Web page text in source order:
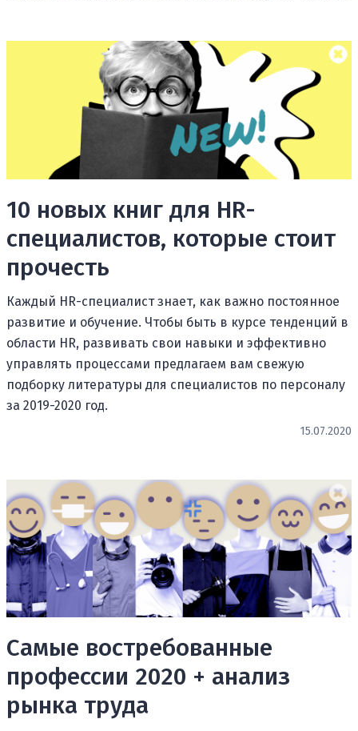
10 новых книг для HR-
специалистов, которые стоит
прочесть
Каждый HR-специалист знает, как важно постоянное
развитие и обучение. Чтобы быть в курсе тенденций в
области HR, развивать свои навыки и эффективно
управлять процессами предлагаем вам свежую
подборку литературы для специалистов по персоналу
за 2019-2020 год.
15.07.2020
Самые востребованные
профессии 2020 + анализ
рынка труда